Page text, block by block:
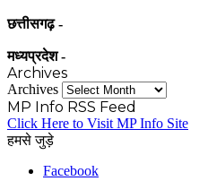
छत्तीसगढ़ -
मध्यप्रदेश -
Archives
Archives
MP Info RSS Feed
Click Here to Visit MP Info Site
हमसे जुड़े
Facebook